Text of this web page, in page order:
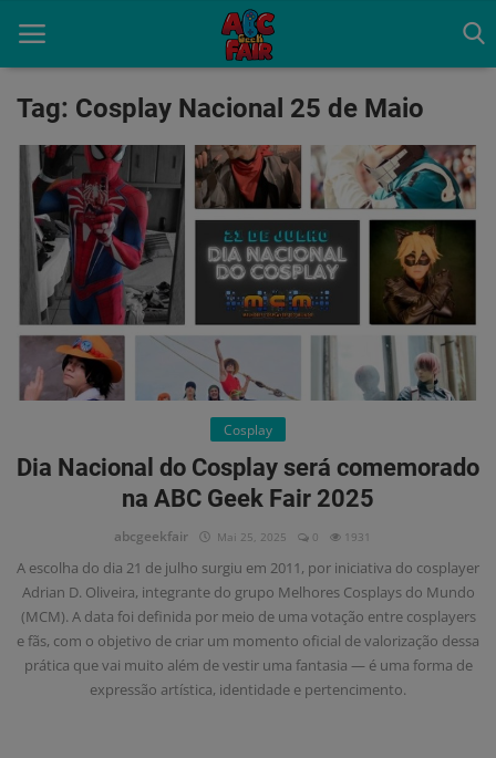
Início
Artistas
Expositores
Notícias
Perguntas Frequentes (FAQ)
Sobre a Feira
Tag: Cosplay Nacional 25 de Maio
Cosplay
Dia Nacional do Cosplay será comemorado
na ABC Geek Fair 2025
abcgeekfair Mai 25, 2025 0 1931
A escolha do dia 21 de julho surgiu em 2011, por iniciativa do cosplayer
Adrian D. Oliveira, integrante do grupo Melhores Cosplays do Mundo
(MCM). A data foi definida por meio de uma votação entre cosplayers
e fãs, com o objetivo de criar um momento oficial de valorização dessa
prática que vai muito além de vestir uma fantasia — é uma forma de
expressão artística, identidade e pertencimento.